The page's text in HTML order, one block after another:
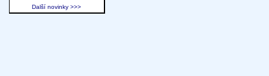
Další novinky >>>